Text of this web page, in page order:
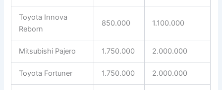
Toyota Innova
Reborn
850.000 1.100.000
Mitsubishi Pajero 1.750.000 2.000.000
Toyota Fortuner 1.750.000 2.000.000